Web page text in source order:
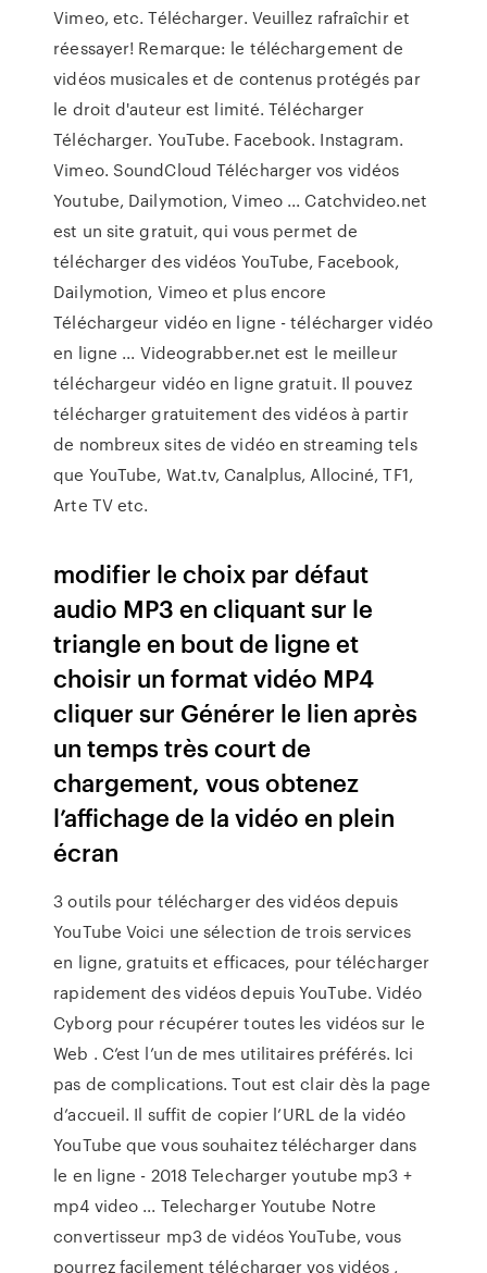
Vimeo, etc. Télécharger. Veuillez rafraîchir et
réessayer! Remarque: le téléchargement de
vidéos musicales et de contenus protégés par
le droit d'auteur est limité. Télécharger
Télécharger. YouTube. Facebook. Instagram.
Vimeo. SoundCloud Télécharger vos vidéos
Youtube, Dailymotion, Vimeo ... Catchvideo.net
est un site gratuit, qui vous permet de
télécharger des vidéos YouTube, Facebook,
Dailymotion, Vimeo et plus encore
Téléchargeur vidéo en ligne - télécharger vidéo
en ligne ... Videograbber.net est le meilleur
téléchargeur vidéo en ligne gratuit. Il pouvez
télécharger gratuitement des vidéos à partir
de nombreux sites de vidéo en streaming tels
que YouTube, Wat.tv, Canalplus, Allociné, TF1,
Arte TV etc.
modifier le choix par défaut
audio MP3 en cliquant sur le
triangle en bout de ligne et
choisir un format vidéo MP4
cliquer sur Générer le lien après
un temps très court de
chargement, vous obtenez
l’affichage de la vidéo en plein
écran
3 outils pour télécharger des vidéos depuis
YouTube Voici une sélection de trois services
en ligne, gratuits et efficaces, pour télécharger
rapidement des vidéos depuis YouTube. Vidéo
Cyborg pour récupérer toutes les vidéos sur le
Web . C’est l’un de mes utilitaires préférés. Ici
pas de complications. Tout est clair dès la page
d’accueil. Il suffit de copier l’URL de la vidéo
YouTube que vous souhaitez télécharger dans
le en ligne - 2018 Telecharger youtube mp3 +
mp4 video ... Telecharger Youtube Notre
convertisseur mp3 de vidéos YouTube, vous
pourrez facilement télécharger vos vidéos ,